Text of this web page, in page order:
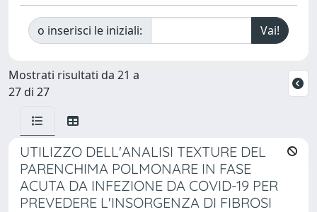
o inserisci le iniziali:
Mostrati risultati da 21 a
27 di 27
UTILIZZO DELL'ANALISI TEXTURE DEL
PARENCHIMA POLMONARE IN FASE
ACUTA DA INFEZIONE DA COVID-19 PER
PREVEDERE L'INSORGENZA DI FIBROSI